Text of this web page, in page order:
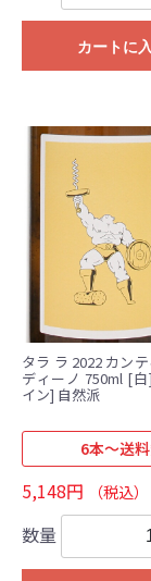
カートに
タラ ラ 2022 カン
ディーノ 750ml [白] [オレンジワ
イン] 自然派
6本～送
5,148円 （税込）
数量